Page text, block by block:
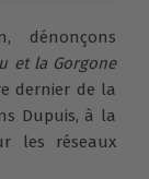
dénonçons
et la Gorgone
dernier de la
Dupuis, à la
les réseaux